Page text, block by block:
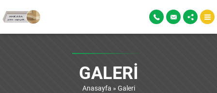
GALERI
Anasayfa » Galeri